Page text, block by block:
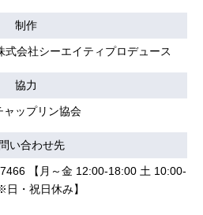
制作
会社シーエイティプロデュース
協力
ャップリン協会
い合わせ先
【月～金 12:00-18:00 土 10:00-
・祝日休み】